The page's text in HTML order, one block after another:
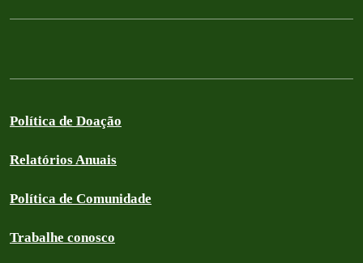
Política de Doação
Relatórios Anuais
Política de Comunidade
Trabalhe conosco